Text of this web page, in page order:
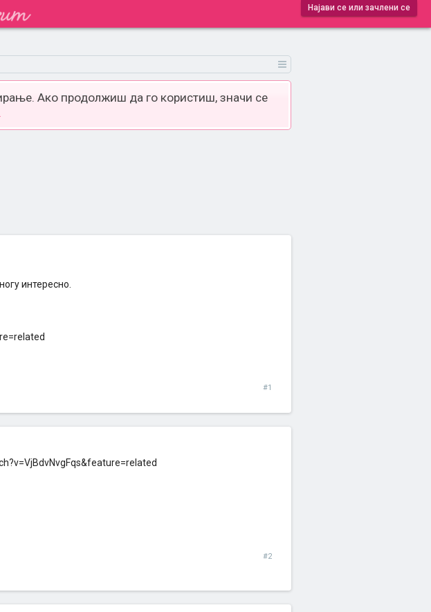
Најави се или зачлени се
Ако продолжиш да го користиш, значи се
интересно.
#1
#2